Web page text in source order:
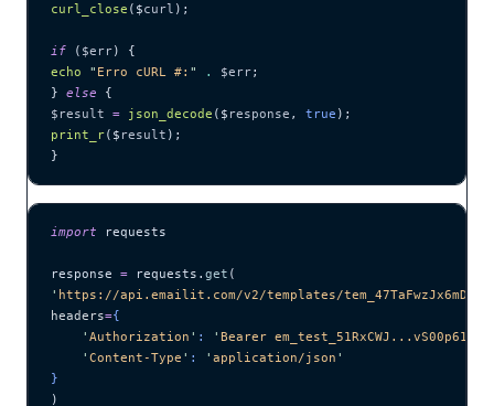
curl_close ($curl );
if ( $err) {
echo " Erro cURL #: " . $err;
} else {
$result = json_decode ($ response , true );
print_r($ result );
}
import requests
response = requests. get (
' https://api.emailit.com/v2/templates/
headers={
    '
Authorization ' : ' Bearer
    '
Content-Type ' : ' application/json '
}
)